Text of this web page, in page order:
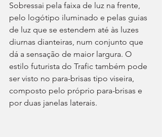
Sobressai pela faixa de luz na frente,
pelo logótipo iluminado e pelas guias
de luz que se estendem até às luzes
diurnas dianteiras, num conjunto que
dá a sensação de maior largura. O
estilo futurista do Trafic também pode
ser visto no para-brisas tipo viseira,
composto pelo próprio para-brisas e
por duas janelas laterais.